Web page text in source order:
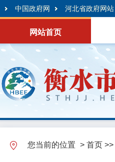
中国政府网 河北省政府网站
网站首页
您当前的位置 > 首页 >>